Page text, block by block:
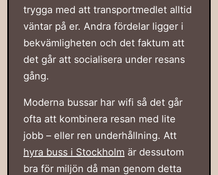
trygga med att transportmedlet alltid
väntar på er. Andra fördelar ligger i
bekvämligheten och det faktum att
det går att socialisera under resans
gång.
Moderna bussar har wifi så det går
ofta att kombinera resan med lite
jobb – eller ren underhållning. Att
hyra buss i Stockholm är dessutom
bra för miljön då man genom detta